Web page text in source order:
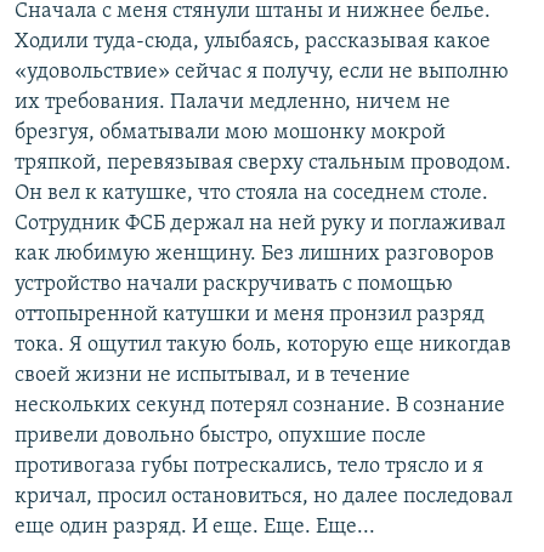
Сначала с меня стянули штаны и нижнее белье.
Ходили туда-сюда, улыбаясь, рассказывая какое
«удовольствие» сейчас я получу, если не выполню
их требования. Палачи медленно, ничем не
брезгуя, обматывали мою мошонку мокрой
тряпкой, перевязывая сверху стальным проводом.
Он вел к катушке, что стояла на соседнем столе.
Сотрудник ФСБ держал на ней руку и поглаживал
как любимую женщину. Без лишних разговоров
устройство начали раскручивать с помощью
оттопыренной катушки и меня пронзил разряд
тока. Я ощутил такую боль, которую еще никогдав
своей жизни не испытывал, и в течение
нескольких секунд потерял сознание. В сознание
привели довольно быстро, опухшие после
противогаза губы потрескались, тело трясло и я
кричал, просил остановиться, но далее последовал
еще один разряд. И еще. Еще. Еще...